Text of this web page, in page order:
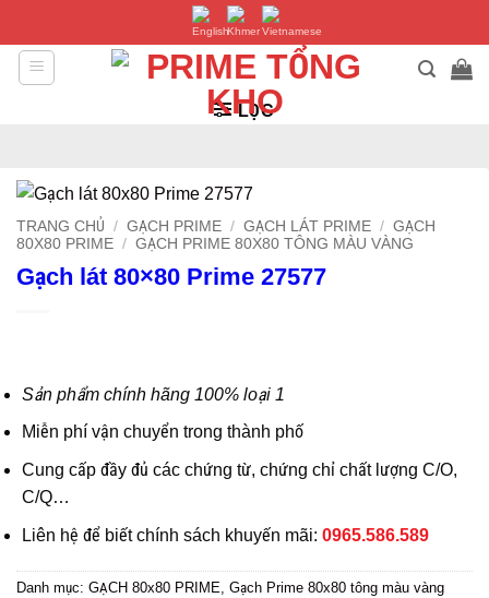
LỌC
TRANG CHỦ / GẠCH PRIME / GẠCH LÁT PRIME / GẠCH
80X80 PRIME / GẠCH PRIME 80X80 TÔNG MÀU VÀNG
Gạch lát 80×80 Prime 27577
Sản phẩm chính hãng 100% loại 1
Miễn phí vận chuyển trong thành phố
Cung cấp đầy đủ các chứng từ, chứng chỉ chất lượng C/O,
C/Q…
Liên hệ để biết chính sách khuyến mãi: 0965.586.589
Danh mục: GẠCH 80x80 PRIME, Gạch Prime 80x80 tông màu vàng